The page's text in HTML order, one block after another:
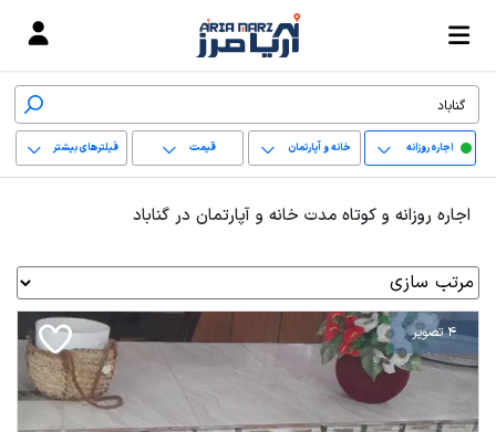
اجاره روزانه خانه و آپارتمان قیمت فیلترهای بیشتر
پاک کردن محدوده
انتخابی
اجاره روزانه و کوتاه مدت خانه و آپارتمان در گناباد
4 تصویر